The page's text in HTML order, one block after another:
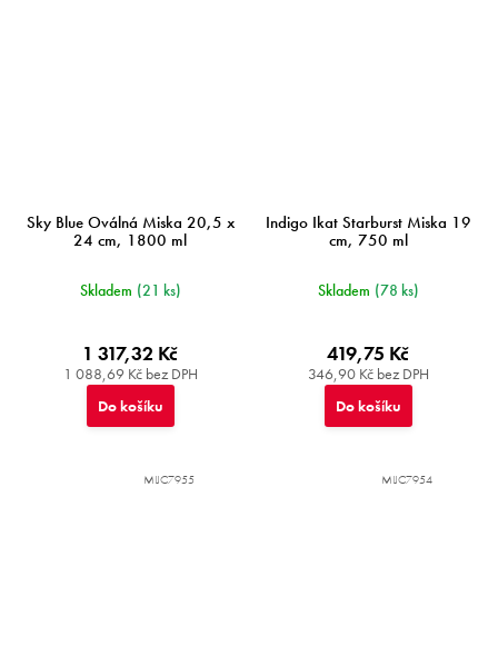
Sky Blue Oválná Miska 20,5 x
24 cm, 1800 ml
Skladem (21 ks)
1 088,69 Kč bez DPH
1 317,32 Kč
Do košíku
Indigo Ikat Starburst Miska 19
cm, 750 ml
Skladem (78 ks)
346,90 Kč bez DPH
419,75 Kč
Do košíku
MIJC7955 MIJC7954